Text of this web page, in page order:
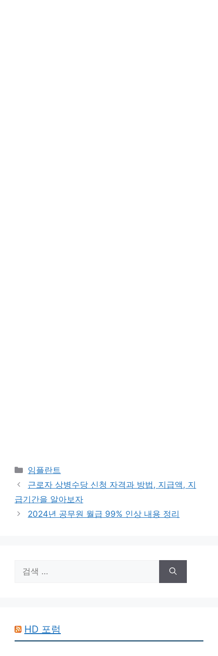
카
테
리
임플란트
근로자 상병수당 신청 자격과 방법, 지급액, 지
급기간을 알아보자
2024년 공무원 월급 99% 인상 내용 정리
색:
HD 포럼